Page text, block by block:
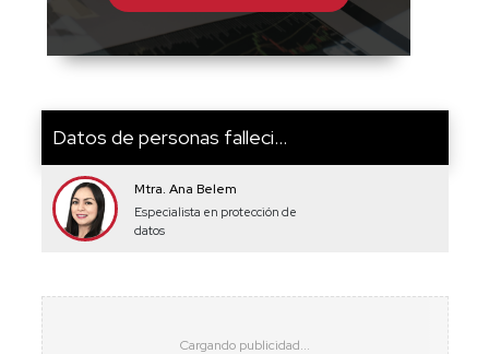
Datos de personas falleci...
Mtra. Ana Belem
Especialista en protección de
datos